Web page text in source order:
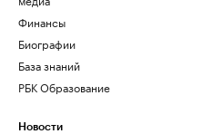
Финансы
Биографии
База знаний
РБК Образование
Новости